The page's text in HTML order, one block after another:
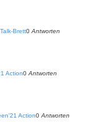
Brett0 Antworten
Action0 Antworten
Action0 Antworten